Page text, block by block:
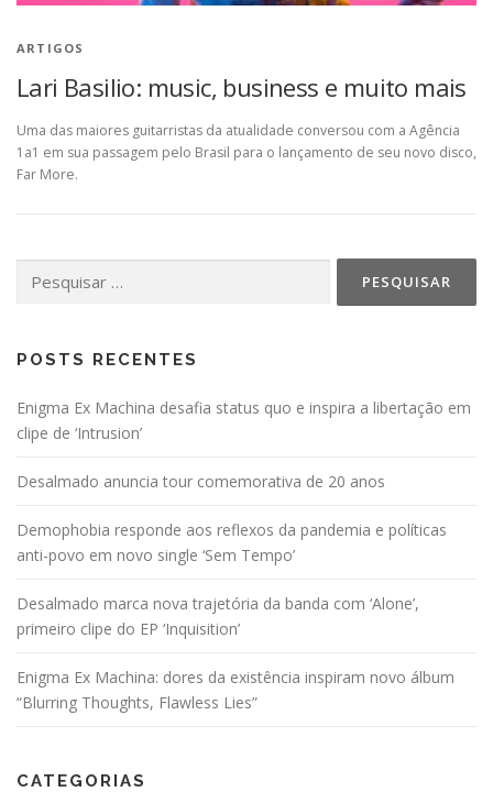
ARTIGOS
Lari Basilio: music, business e muito mais
Uma das maiores guitarristas da atualidade conversou com a Agência
1a1 em sua passagem pelo Brasil para o lançamento de seu novo disco,
Far More.
por:
POSTS RECENTES
Enigma Ex Machina desafia status quo e inspira a libertação em
clipe de ‘Intrusion’
Desalmado anuncia tour comemorativa de 20 anos
Demophobia responde aos reflexos da pandemia e políticas
anti-povo em novo single ‘Sem Tempo’
Desalmado marca nova trajetória da banda com ‘Alone’,
primeiro clipe do EP ‘Inquisition’
Enigma Ex Machina: dores da existência inspiram novo álbum
“Blurring Thoughts, Flawless Lies”
CATEGORIAS